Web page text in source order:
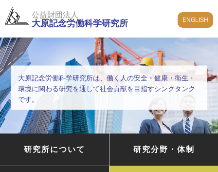
公益財団法人
大原記念労働科学研究所 ENGLISH
大原記念労働科学研究所は、働く人の安全・健康・衛生・
環境に関わる研究を通して社会貢献を目指すシンクタンク
です。
研究所について 研究分野・体制